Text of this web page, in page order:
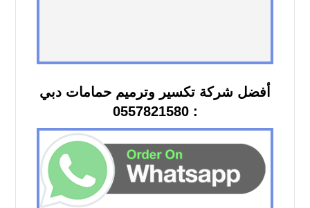
أفضل شركة تكسير وترميم حمامات دبي
: 0557821580